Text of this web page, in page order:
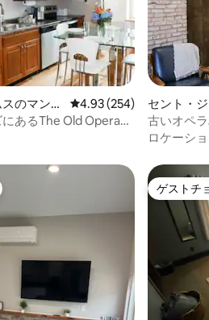
の平均評価
のマンシ
レビュー254件、5つ星
4.93 (254)
あるThe Old Opera
セント・
ョン・ア
古いオペ
に残そう
ロケーシ
ゲストチ
ゲストチ